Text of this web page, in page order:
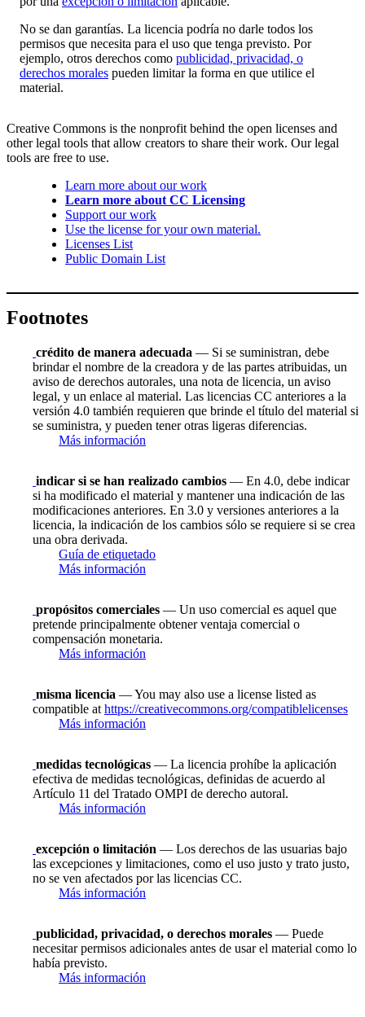
No se dan garantías. La licencia podría no darle todos los
permisos que necesita para el uso que tenga previsto. Por
ejemplo, otros derechos como publicidad, privacidad, o
derechos morales pueden limitar la forma en que utilice el
material.
Creative Commons is the nonprofit behind the open licenses and
other legal tools that allow creators to share their work. Our legal
tools are free to use.
Learn more about our work
Learn more about CC Licensing
Support our work
Use the license for your own material.
Licenses List
Public Domain List
Footnotes
crédito de manera adecuada — Si se suministran, debe
brindar el nombre de la creadora y de las partes atribuidas, un
aviso de derechos autorales, una nota de licencia, un aviso
legal, y un enlace al material. Las licencias CC anteriores a la
versión 4.0 también requieren que brinde el título del material si
se suministra, y pueden tener otras ligeras diferencias.
Más información
indicar si se han realizado cambios — En 4.0, debe indicar
si ha modificado el material y mantener una indicación de las
modificaciones anteriores. En 3.0 y versiones anteriores a la
licencia, la indicación de los cambios sólo se requiere si se crea
una obra derivada.
Guía de etiquetado
Más información
propósitos comerciales — Un uso comercial es aquel que
pretende principalmente obtener ventaja comercial o
compensación monetaria.
Más información
misma licencia — You may also use a license listed as
compatible at https://creativecommons.org/compatiblelicenses
Más información
medidas tecnológicas — La licencia prohíbe la aplicación
efectiva de medidas tecnológicas, definidas de acuerdo al
Artículo 11 del Tratado OMPI de derecho autoral.
Más información
excepción o limitación — Los derechos de las usuarias bajo
las excepciones y limitaciones, como el uso justo y trato justo,
no se ven afectados por las licencias CC.
Más información
publicidad, privacidad, o derechos morales — Puede
necesitar permisos adicionales antes de usar el material como lo
había previsto.
Más información